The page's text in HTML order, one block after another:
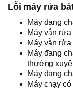
Lỗi máy rửa
Máy đang
Máy vẫn
Máy vẫn
Máy đang
thường
Máy đang
Máy chạy